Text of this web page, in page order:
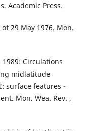
Academic Press.
29 May 1976. Mon.
1989: Circulations
midlatitude
surface features -
Mon. Wea. Rev. ,